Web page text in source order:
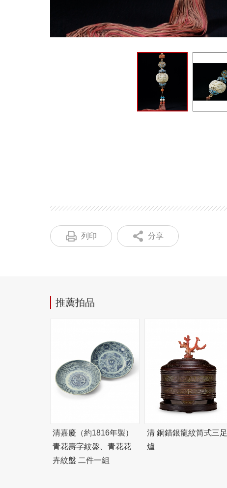
列印 分享
推薦拍品
清嘉慶（約1816年製）
青花壽字紋盤、青花花
卉紋盤 二件一組
清 銅錯銀龍紋筒式三足
爐